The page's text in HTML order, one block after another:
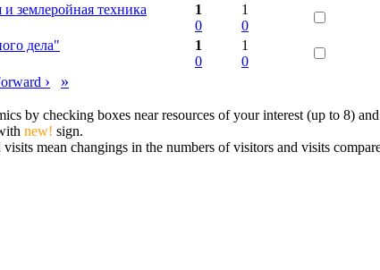
техника
1
0
1
0
дела"
1
0
1
0
› »
by checking boxes near resources of your interest (up to 8)
new! sign.
mean changings in the numbers of visitors and visits